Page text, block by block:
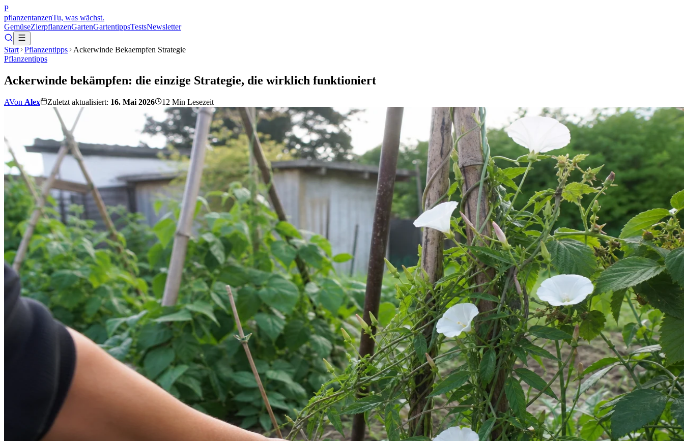
P
pflanzentanzenTu, was wächst.
GemüseZierpflanzenGartenGartentippsTestsNewsletter
Start Pflanzentipps
Ackerwinde Bekaempfen Strategie
Pflanzentipps
Ackerwinde bekämpfen: die einzige Strategie, die wirklich funktioniert
AVon Alex Zuletzt aktualisiert: 16. Mai 2026 12 Min Lesezeit